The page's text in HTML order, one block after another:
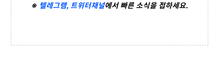
※ 텔레그램, 트위터채널에서 빠른 소식을 접하세요.